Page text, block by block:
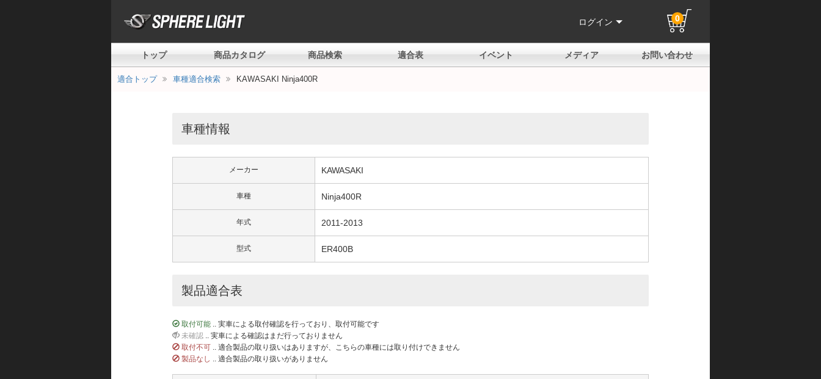
ログイン 0
トップ 商品カタログ 商品検索 適合表 イベント メディア お問い合わせ
適合トップ 車種適合検索 KAWASAKI Ninja400R
車種情報
メーカー KAWASAKI
車種 Ninja400R
年式 2011-2013
型式 ER400B
製品適合表
取付可能 .. 実車による取付確認を行っており、取付可能です
未確認 .. 実車による確認はまだ行っておりません
取付不可 .. 適合製品の取り扱いはありますが、こちらの車種には取り付けできません
製品なし .. 適合製品の取り扱いがありません